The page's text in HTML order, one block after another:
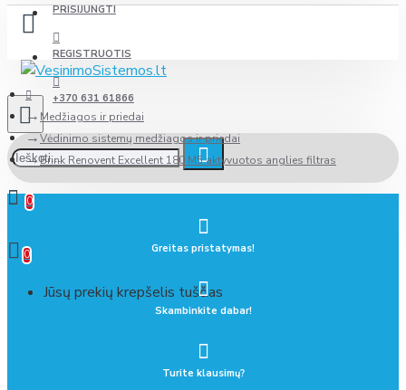
PRISIJUNGTI
REGISTRUOTIS
+370 631 61866
0
0
Jūsų prekių krepšelis tuščias
Medžiagos ir priedai
Vėdinimo sistemų medžiagos ir priedai
Brink Renovent Excellent 180 M5 aktyvuotos anglies filtras
Greitas pristatymas!
Skambinkite dabar!
Turite klausimų?